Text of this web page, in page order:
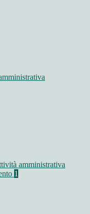
amministrativa
1